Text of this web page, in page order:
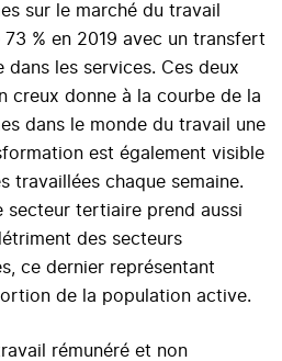
sur le marché du travail
% en 2019 avec un transfert
dans les services. Ces deux
creux donne à la courbe de la
dans le monde du travail une
est également visible
travaillées chaque semaine.
secteur tertiaire prend aussi
des secteurs
ce dernier représentant
de la population active.
rémunéré et non